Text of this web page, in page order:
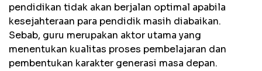
pendidikan tidak akan berjalan optimal apabila
kesejahteraan para pendidik masih diabaikan.
Sebab, guru merupakan aktor utama yang
menentukan kualitas proses pembelajaran dan
pembentukan karakter generasi masa depan.